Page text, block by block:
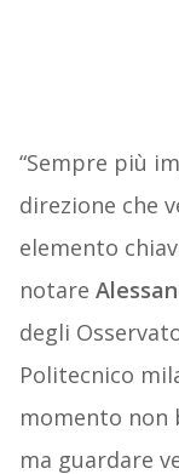
“Sempre più
direzione che
elemento
notare
degli
Politecnico
momento non
ma guardare